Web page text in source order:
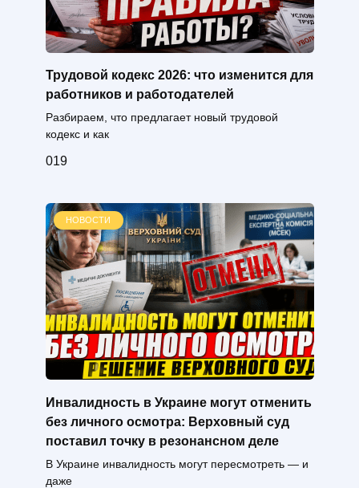
Трудовой кодекс 2026: что изменится для
работников и работодателей
Разбираем, что предлагает новый трудовой
кодекс и как
019
НОВОСТИ
Инвалидность в Украине могут отменить
без личного осмотра: Верховный суд
поставил точку в резонансном деле
В Украине инвалидность могут пересмотреть — и
даже